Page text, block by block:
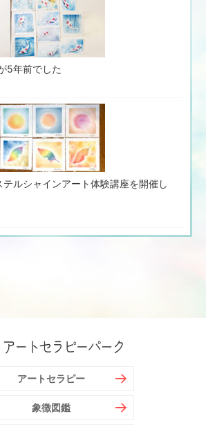
5年前でした
ルシャインアート体験講座を開催し
アートセラピー
象徴図鑑